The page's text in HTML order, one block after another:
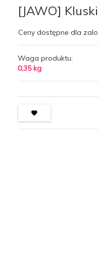
[JAWO]
Ceny dostępne dla
Waga produktu:
0,35 kg